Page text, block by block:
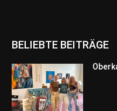
BELIEBTE BEITRÄGE